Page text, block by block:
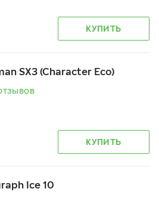
КУПИТЬ
SX3 (Character Eco)
КУПИТЬ
Ice 10